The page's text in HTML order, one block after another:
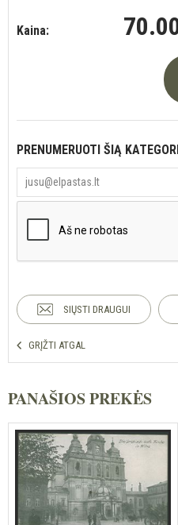
Kaina:
PRENUMERUOTI ŠIĄ
SIŲSTI DRAUGUI
GRĮŽTI ATGAL
PANAŠIOS PREKĖS